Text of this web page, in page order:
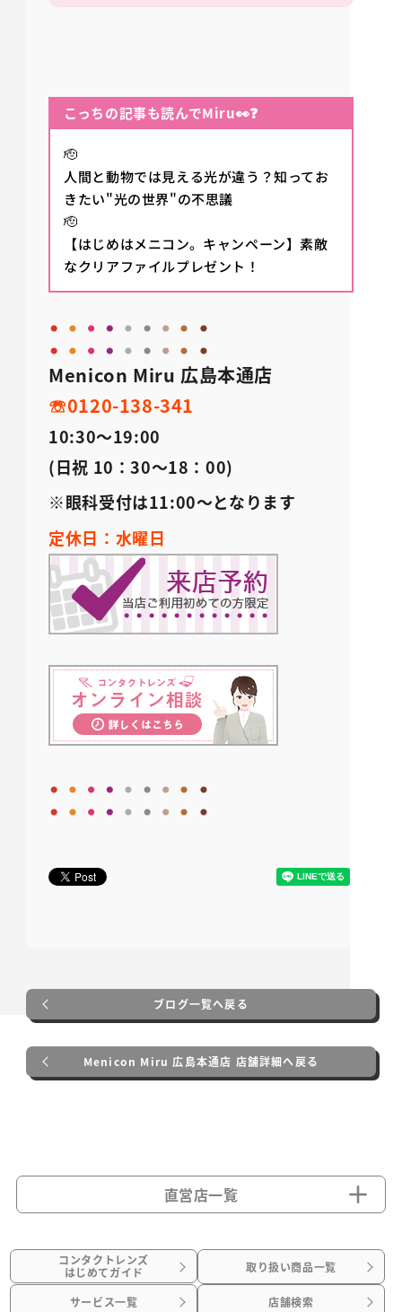
こっちの記事も読んでMiru👀❓
🫡
人間と動物では見える光が違う？知ってお
きたい"光の世界"の不思議
🫡
【はじめはメニコン。キャンペーン】素敵
なクリアファイルプレゼント！
Menicon Miru 広島本通店
☏0120-138-341
10:30～19:00
(日祝 10：30～18：00)
※眼科受付は11:00～となります
定休日：水曜日
ブログ一覧へ戻る
Menicon Miru 広島本通店 店舗詳細へ戻る
直営店一覧
コンタクトレンズ
はじめてガイド 取り扱い商品一覧
サービス一覧 店舗検索